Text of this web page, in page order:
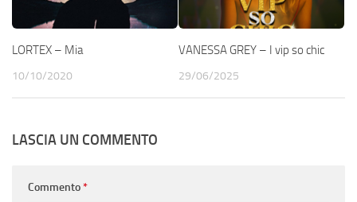
LORTEX – Mia
10/10/2020
VANESSA GREY – I vip so chic
29/06/2025
LASCIA UN COMMENTO
Commento*